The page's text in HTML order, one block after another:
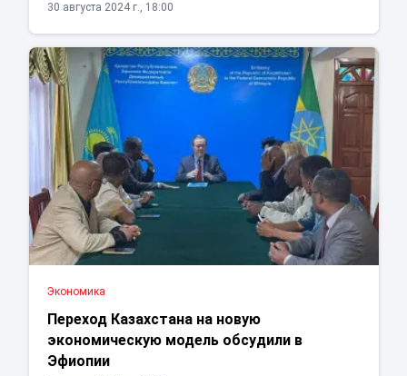
30 августа 2024 г., 18:00
Экономика
Переход Казахстана на новую
экономическую модель обсудили в
Эфиопии